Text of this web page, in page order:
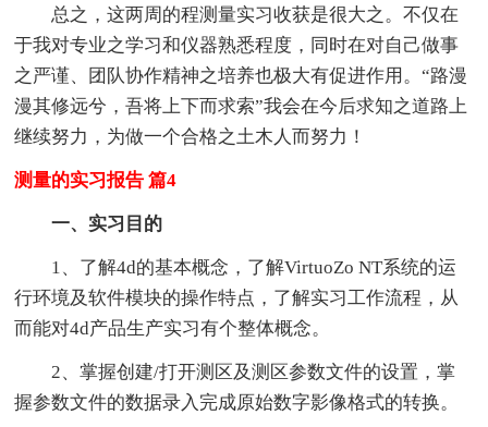
总之，这两周的程测量实习收获是很大之。不仅在
于我对专业之学习和仪器熟悉程度，同时在对自己做事
之严谨、团队协作精神之培养也极大有促进作用。“路漫
漫其修远兮，吾将上下而求索”我会在今后求知之道路上
继续努力，为做一个合格之土木人而努力！
测量的实习报告 篇4
一、实习目的
1、了解4d的基本概念，了解VirtuoZo NT系统的运
行环境及软件模块的操作特点，了解实习工作流程，从
而能对4d产品生产实习有个整体概念。
2、掌握创建/打开测区及测区参数文件的设置，掌
握参数文件的数据录入完成原始数字影像格式的转换。